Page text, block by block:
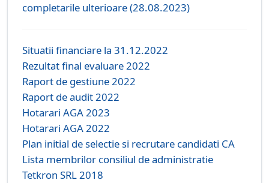
completarile ulterioare (28.08.2023)
Situatii financiare la 31.12.2022
Rezultat final evaluare 2022
Raport de gestiune 2022
Raport de audit 2022
Hotarari AGA 2023
Hotarari AGA 2022
Plan initial de selectie si recrutare candidati CA
Lista membrilor consiliul de administratie
Tetkron SRL 2018